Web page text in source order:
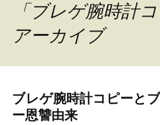
「ブレゲ腕時計
アーカイブ
ブレゲ腕時計コピーと
ー恩讐由来